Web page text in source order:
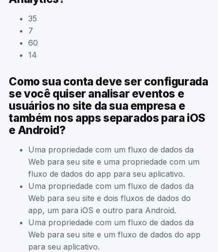
35
7
60
14
Como sua conta deve ser configurada
se você quiser analisar eventos e
usuários no site da sua empresa e
também nos apps separados para iOS
e Android?
Uma propriedade com um fluxo de dados da
Web para seu site e uma propriedade com um
fluxo de dados do app para seu aplicativo.
Uma propriedade com um fluxo de dados da
Web para seu site e dois fluxos de dados do
app, um para iOS e outro para Android.
Uma propriedade com um fluxo de dados da
Web para seu site e um fluxo de dados do app
para seu aplicativo.